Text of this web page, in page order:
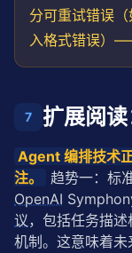
分可重试错误
入格式错误）
7 扩展阅
Agent 编排技术
注。
趋势一：标
OpenAI
议，包括任务描
机制。这意味着